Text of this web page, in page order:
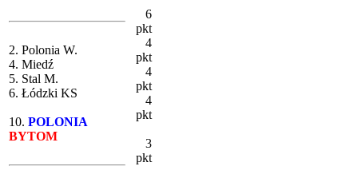
2. Polonia W.
4. Miedź
5. Stal M.
6. Łódzki KS
10. POLONIA
BYTOM
6
pkt
4
pkt
4
pkt
4
pkt
3
pkt